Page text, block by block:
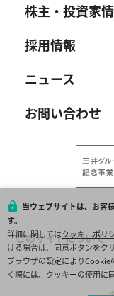
株主・投資家
採用情報
ニュース
お問い合わせ
このサイトについて
当ウェブサイトは、お客
す。
詳細に関してはクッキーポリ
ける場合は、同意ボタンをク
ブラウザの設定によりCookie
く際には、クッキーの使用に